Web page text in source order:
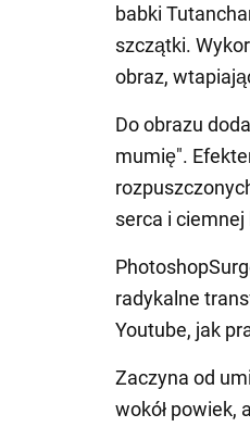
babki
szczątki.
obraz,
Do obrazu
mumię".
serca i ciemnej
radykalne
Youtube, jak
Zaczyna od
wokół powiek,